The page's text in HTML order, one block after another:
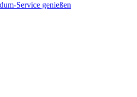
Service genießen